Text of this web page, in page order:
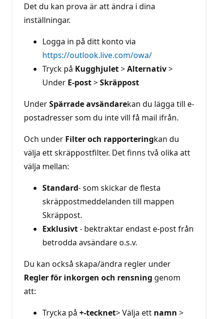
Det du kan prova är att ändra i dina
inställningar.
Logga in på ditt konto via
https://outlook.live.com/owa/
Tryck på Kugghjulet>Alternativ>
Under E-post>Skräppost
UnderSpärrade avsändarekan du lägga till e-
postadresser som du inte vill få mail ifrån.
Och under Filter och rapporteringkan du
välja ett skräppostfilter. Det finns två olika att
välja mellan:
Standard- som skickar de flesta
skräppostmeddelanden till mappen
Skräppost.
Exklusivt- bektraktar endast e-post från
betrodda avsändare o.s.v.
Du kan också skapa/ändra regler under
Regler för inkorgen och rensning genom
att:
Trycka på +-tecknet> Välja ett namn >